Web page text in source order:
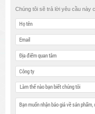
Chúng tôi sẽ trả lời yêu cầu này
Làm thế nào bạn biết chúng tôi